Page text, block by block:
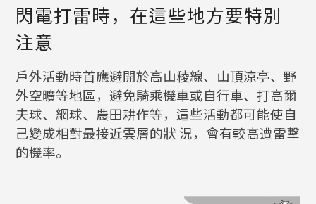
閃電打雷時，在這些地方要特別
注意
戶外活動時首應避開於高山稜線、山頂涼亭、野
外空曠等地區，避免騎乘機車或自行車、打高爾
夫球、網球、農田耕作等，這些活動都可能使自
己變成相對最接近雲層的狀 況，會有較高遭雷擊
的機率。